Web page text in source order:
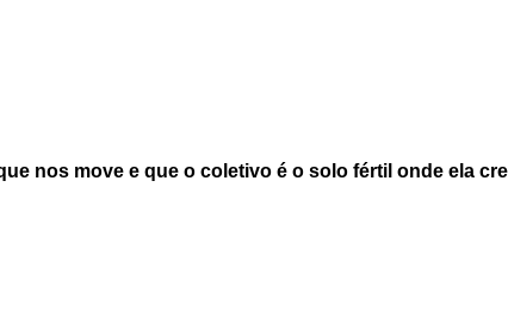
nos move e que o coletivo é o solo fértil onde ela